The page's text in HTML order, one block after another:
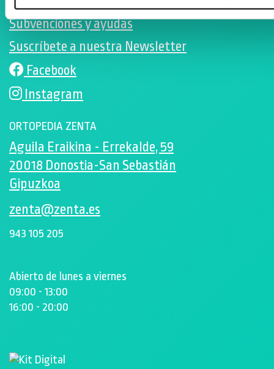
Subvenciones y ayudas
Suscríbete a nuestra Newsletter
Facebook
Instagram
ORTOPEDIA ZENTA
Aguila Eraikina - Errekalde, 59
20018 Donostia-San Sebastián
Gipuzkoa
zenta@zenta.es
943 105 205
Abierto de lunes a viernes
09:00 - 13:00
16:00 - 20:00